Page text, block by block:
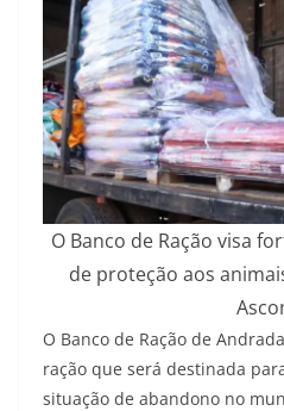
O Banco de Ração visa
de proteção aos
O Banco de Ração de
ração que será destinada
situação de abandono no